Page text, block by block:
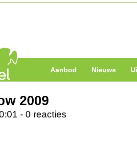
Aanbod Nieuws
2009
- 0 reacties